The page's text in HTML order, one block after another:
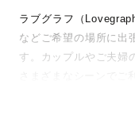
ラブグラフ（
などご希望の場所に出
す。カップルやご夫婦
ありのままの空気感を